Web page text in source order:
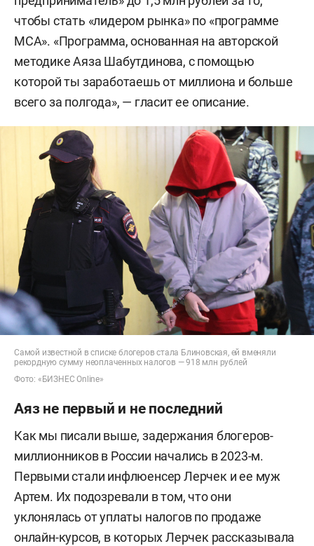
чтобы стать «лидером рынка» по «программе
МСА». «Программа, основанная на авторской
методике Аяза Шабутдинова, с помощью
которой ты заработаешь от миллиона и больше
всего за полгода», — гласит ее описание.
Самой известной в списке блогеров стала Блиновская, ей вменяли
рекордную сумму неоплаченных налогов — 918 млн рублей
Фото: «БИЗНЕС Online»
Аяз не первый и не последний
Как мы писали выше, задержания блогеров-
миллионников в России начались в 2023-м.
Первыми стали инфлюенсер Лерчек и ее муж
Артем. Их подозревали в том, что они
уклонялась от уплаты налогов по продаже
онлайн-курсов, в которых Лерчек рассказывала